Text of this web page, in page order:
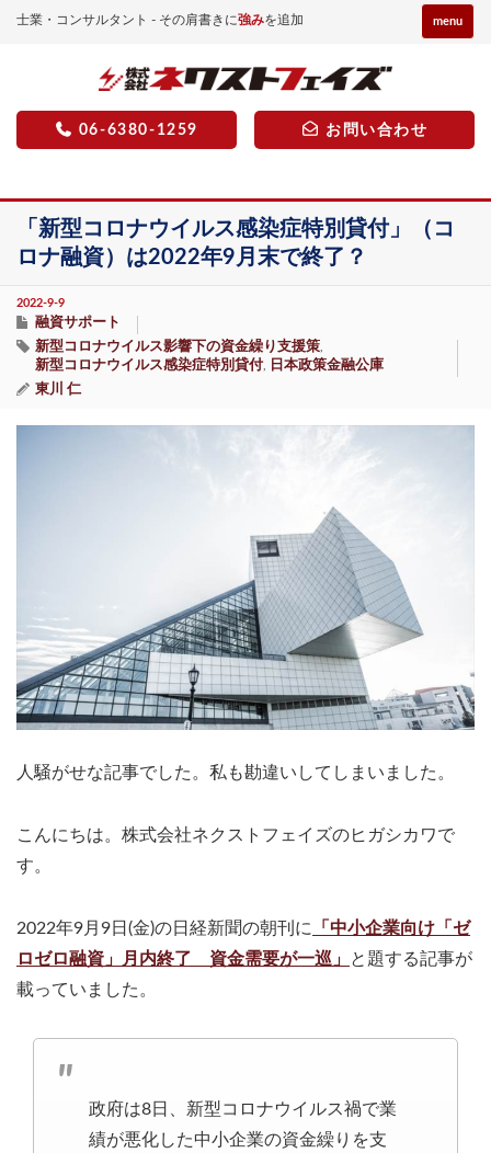
士業・コンサルタント - その肩書きに強みを追加 menu
06-6380-1259 お問い合わせ
「新型コロナウイルス感染症特別貸付」（コ
ロナ融資）は2022年9月末で終了？
2022-9-9
融資サポート
新型コロナウイルス影響下の資金繰り支援策
新型コロナウイルス感染症特別貸付,
日本政策金融公庫
東川 仁
人騒がせな記事でした。私も勘違いしてしまいました。
こんにちは。株式会社ネクストフェイズのヒガシカワで
す。
2022年9月9日(金)の日経新聞の朝刊に
「中小企業向け「ゼ
ロゼロ融資」月内終了 資金需要が一巡」
と題する記事が
載っていました。
政府は8日、新型コロナウイルス禍で業
績が悪化した中小企業の資金繰りを支